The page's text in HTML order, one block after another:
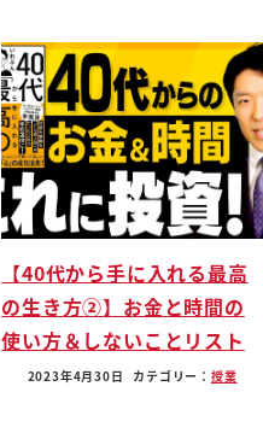
【40代から手に入れる最高
の生き方②】お金と時間の
使い方＆しないことリスト
2023年4月30日 カテゴリー： 授業